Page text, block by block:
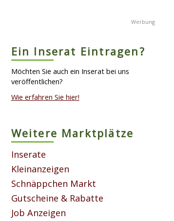
Ein Inserat Eintragen?
Möchten Sie auch ein Inserat bei uns
veröffentlichen?
Wie erfahren Sie hier!
Weitere Marktplätze
Inserate
Kleinanzeigen
Schnäppchen Markt
Gutscheine & Rabatte
Job Anzeigen